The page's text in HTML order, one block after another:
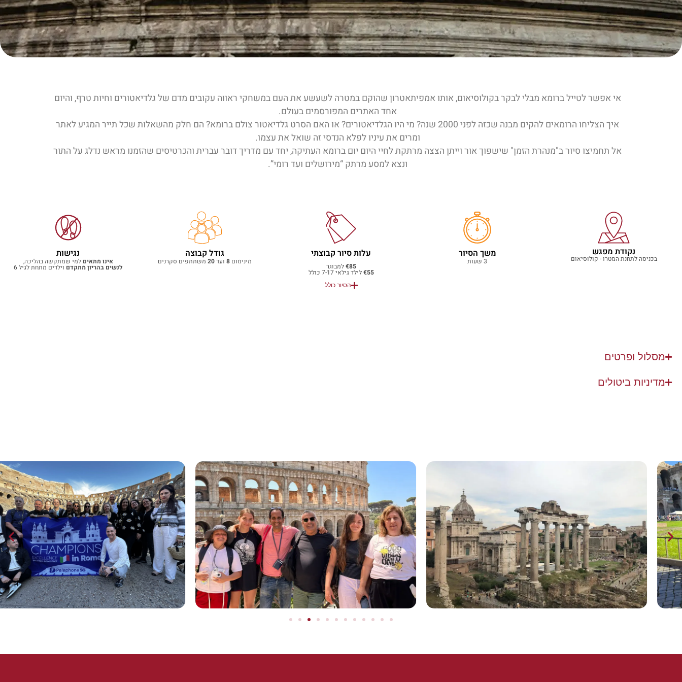
אי אפשר לטייל ברומא מבלי לבקר בקולוסיאום, אותו אמפיתאטרון שהוקם במטרה לשעשע את העם במשחקי ראווה עקובים מדם של גלדיאטורים וחיות טרף, והיום
אחד האתרים המפורסמים בעולם.
איך הצליחו הרומאים להקים מבנה שכזה לפני 2000 שנה? מי היו הגלדיאטורים? או האם הסרט גלדיאטור צולם ברומא? הם חלק מהשאלות שכל תייר המגיע לאתר
ומרים את עיניו לפלא הנדסי זה שואל את עצמו.
אל תחמיצו סיור ב"מנהרת הזמן" שישפוך אור וייתן הצצה מרתקת לחיי היום יום ברומא העתיקה, יחד עם מדריך דובר עברית והכרטיסים שהזמנו מראש נדלג על התור
ונצא למסע מרתק “מירושלים ועד רומי”.
נקודת מפגש
בכניסה לתחנת המטרו - קולוסיאום משך הסיור
3 שעות
עלות סיור קבוצתי
€85למבוגר
€55לילד גילאי 7-17 כולל
הסיור כולל
גודל קבוצה
מינימום8 ועד20 משתתפים סקרנים
נגישות
אינו מתאים למי שמתקשה בהליכה,
לנשים בהריון מתקדם וילדים מתחת לגיל 6
מסלול ופרטים
מדיניות ביטולים